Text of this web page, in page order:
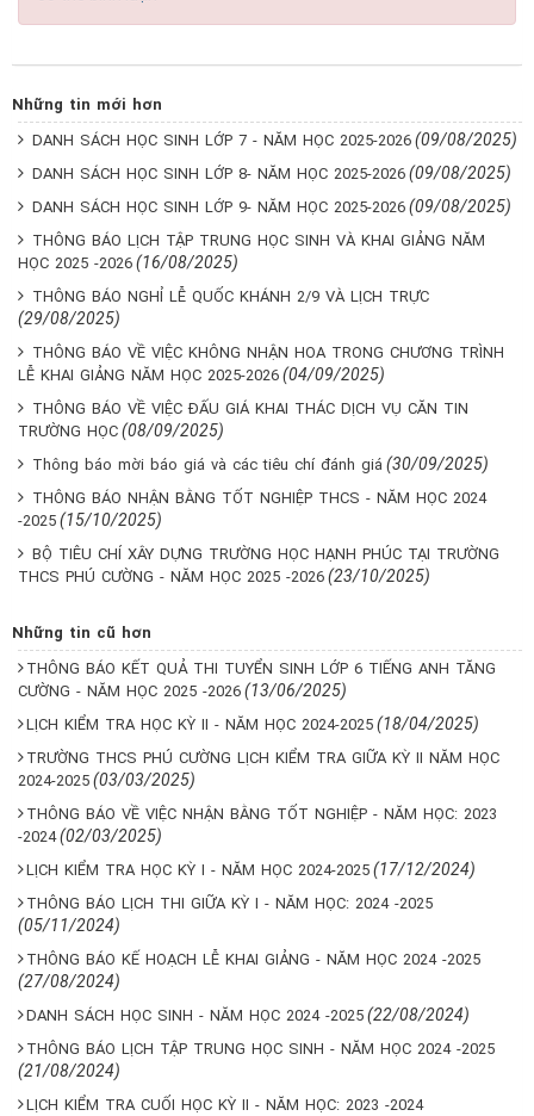
Những tin mới hơn
DANH SÁCH HỌC SINH LỚP 7 - NĂM HỌC 2025-2026 (09/08/2025)
DANH SÁCH HỌC SINH LỚP 8- NĂM HỌC 2025-2026 (09/08/2025)
DANH SÁCH HỌC SINH LỚP 9- NĂM HỌC 2025-2026 (09/08/2025)
THÔNG BÁO LỊCH TẬP TRUNG HỌC SINH VÀ KHAI GIẢNG NĂM
HỌC 2025 -2026 (16/08/2025)
THÔNG BÁO NGHỈ LỄ QUỐC KHÁNH 2/9 VÀ LỊCH TRỰC
(29/08/2025)
THÔNG BÁO VỀ VIỆC KHÔNG NHẬN HOA TRONG CHƯƠNG TRÌNH
LỄ KHAI GIẢNG NĂM HỌC 2025-2026 (04/09/2025)
THÔNG BÁO VỀ VIỆC ĐẤU GIÁ KHAI THÁC DỊCH VỤ CĂN TIN
TRƯỜNG HỌC (08/09/2025)
Thông báo mời báo giá và các tiêu chí đánh giá (30/09/2025)
THÔNG BÁO NHẬN BẰNG TỐT NGHIỆP THCS - NĂM HỌC 2024
-2025 (15/10/2025)
BỘ TIÊU CHÍ XÂY DỰNG TRƯỜNG HỌC HẠNH PHÚC TẠI TRƯỜNG
THCS PHÚ CƯỜNG - NĂM HỌC 2025 -2026 (23/10/2025)
Những tin cũ hơn
THÔNG BÁO KẾT QUẢ THI TUYỂN SINH LỚP 6 TIẾNG ANH TĂNG
CƯỜNG - NĂM HỌC 2025 -2026 (13/06/2025)
LỊCH KIỂM TRA HỌC KỲ II - NĂM HỌC 2024-2025 (18/04/2025)
TRƯỜNG THCS PHÚ CƯỜNG LỊCH KIỂM TRA GIỮA KỲ II NĂM HỌC
2024-2025 (03/03/2025)
THÔNG BÁO VỀ VIỆC NHẬN BẰNG TỐT NGHIỆP - NĂM HỌC: 2023
-2024 (02/03/2025)
LỊCH KIỂM TRA HỌC KỲ I - NĂM HỌC 2024-2025 (17/12/2024)
THÔNG BÁO LỊCH THI GIỮA KỲ I - NĂM HỌC: 2024 -2025
(05/11/2024)
THÔNG BÁO KẾ HOẠCH LỄ KHAI GIẢNG - NĂM HỌC 2024 -2025
(27/08/2024)
DANH SÁCH HỌC SINH - NĂM HỌC 2024 -2025 (22/08/2024)
THÔNG BÁO LỊCH TẬP TRUNG HỌC SINH - NĂM HỌC 2024 -2025
(21/08/2024)
LỊCH KIỂM TRA CUỐI HỌC KỲ II - NĂM HỌC: 2023 -2024